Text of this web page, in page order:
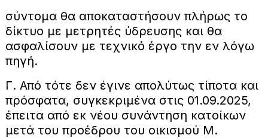
σύντομα θα αποκαταστήσουν πλήρως το
δίκτυο με μετρητές ύδρευσης και θα
ασφαλίσουν με τεχνικό έργο την εν λόγω
πηγή.
Γ. Από τότε δεν έγινε απολύτως τίποτα και
πρόσφατα, συγκεκριμένα στις 01.09.2025,
έπειτα από εκ νέου συνάντηση κατοίκων
μετά του προέδρου του οικισμού Μ.